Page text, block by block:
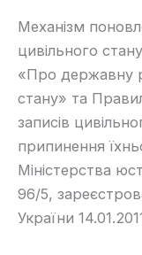
​Механізм
цивільного
«Про державну
стану» та
записів
припинення
Міністерства
96/5,
України